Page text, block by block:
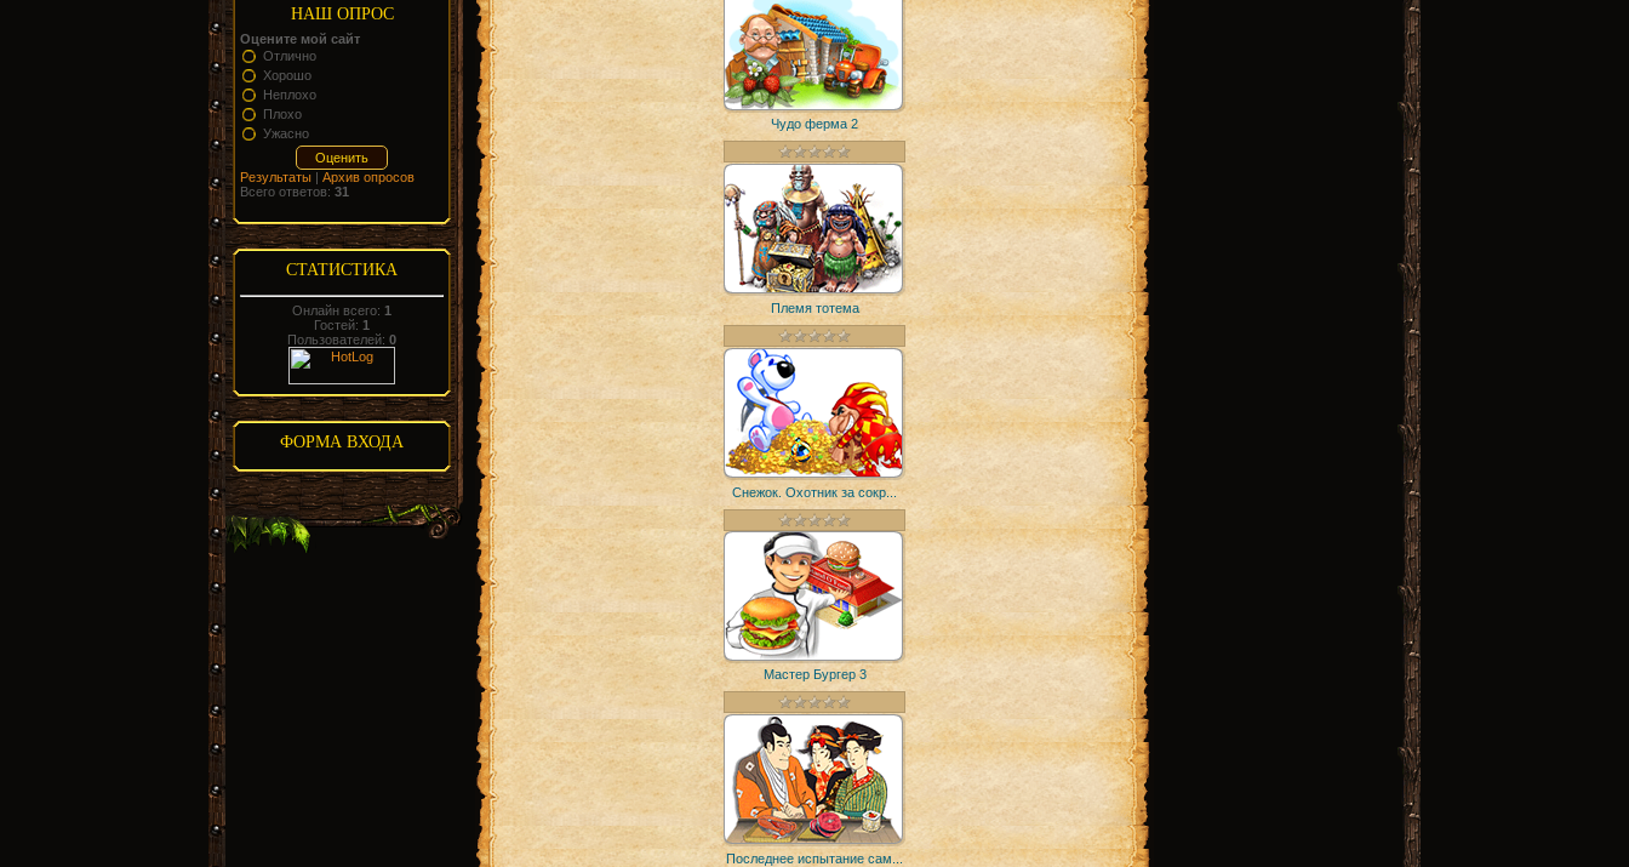
НАШ ОПРОС
Оцените мой сайт
Отлично
Хорошо
Неплохо
Плохо
Ужасно
Результаты | Архив опросов
Всего ответов: 31
СТАТИСТИКА
Онлайн всего: 1
Гостей: 1
Пользователей: 0
ФОРМА ВХОДА
Чудо ферма 2
Племя тотема
Снежок. Охотник за сокр...
Мастер Бургер 3
Последнее испытание сам...